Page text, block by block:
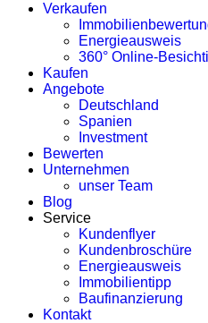
Verkaufen
Energieausweis
360° Online-
Kaufen
Angebote
Deutschland
Spanien
Investment
Bewerten
Unternehmen
unser Team
Blog
Service
Kundenflyer
Kundenbroschüre
Energieausweis
Immobilientipp
Baufinanzierung
Kontakt